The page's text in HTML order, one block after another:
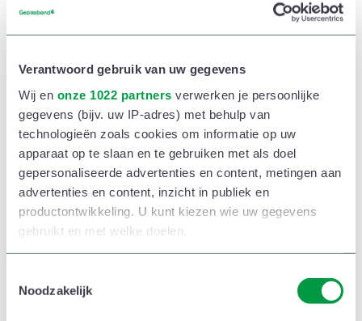
Verantwoord gebruik van uw gegevens
Wij en onze 1022 partners verwerken je persoonlijke
gegevens (bijv. uw IP-adres) met behulp van
technologieën zoals cookies om informatie op uw
apparaat op te slaan en te gebruiken met als doel
gepersonaliseerde advertenties en content, metingen aan
advertenties en content, inzicht in publiek en
productontwikkeling. U kunt kiezen wie uw gegevens
gebruikt en met welke doelen.
Informatie verzamelen over uw geografische
Noodzakelijk
tijd die je kind er doorbrengt. De emotionele
bij die partner, hoe dichter de bol bij jouw gezin staat.
Heb je bijvoorbeeld een goede school? Dan staat die
wellicht als een grote bol in de eerste cirkel. Teken je
die bol maar op de vierde cirkel, dan geeft dat een
ander gevoel. Door dit zwart op wit te zien staan, krijg
je inzichten om mee verder te gaan.’